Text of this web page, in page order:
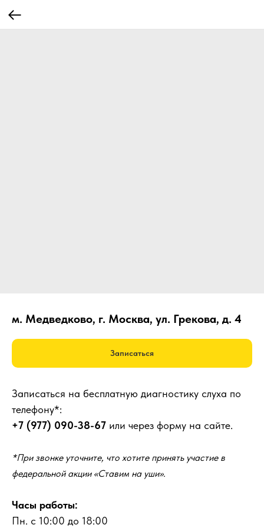
м. Медведково, г. Москва, ул. Грекова, д. 4
Записаться
Записаться на бесплатную диагностику слуха по
телефону*:
+7 (977) 090-38-67 или через форму на сайте.
*При звонке уточните, что хотите принять участие в
федеральной акции «Ставим на уши».
Часы работы:
Пн. с 10:00 до 18:00